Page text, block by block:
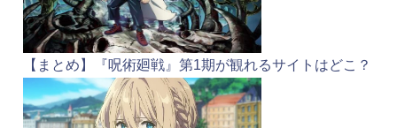
【まとめ】『呪術廻戦』第1期が観れるサイトはどこ？